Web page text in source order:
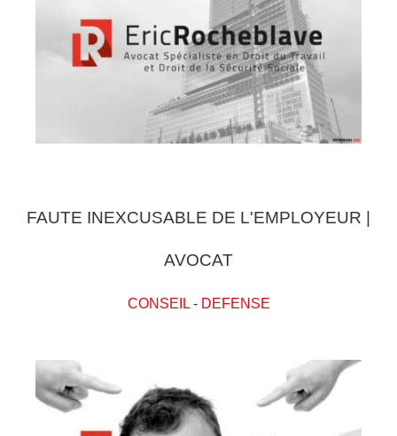
FAUTE INEXCUSABLE DE L'EMPLOYEUR |
AVOCAT
CONSEIL- DEFENSE